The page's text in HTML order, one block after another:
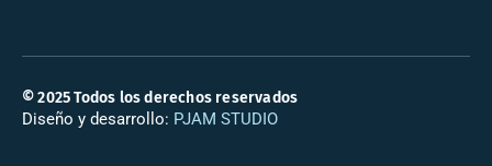
© 2025 Todos los derechos reservados
Diseño y desarrollo: PJAM STUDIO